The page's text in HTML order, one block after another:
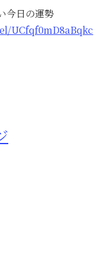
今日の運勢
UCfqf0mD8aBqkc